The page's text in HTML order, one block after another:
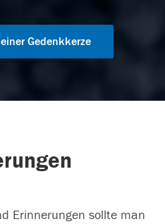
Gedenkkerze
Erinnerungen sollte man